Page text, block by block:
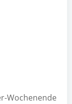
Wochen­en­de